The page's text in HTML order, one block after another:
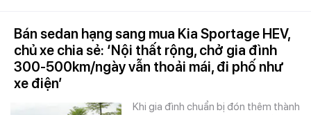
Bán sedan hạng sang mua Kia Sportage HEV,
chủ xe chia sẻ: ‘Nội thất rộng, chở gia đình
300-500km/ngày vẫn thoải mái, đi phố như
xe điện’
Khi gia đình chuẩn bị đón thêm thành